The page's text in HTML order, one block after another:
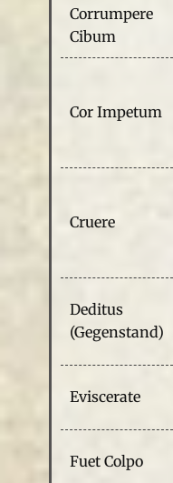
Corrumpere
Cibum
Cor Impetum
Cruere
Deditus
(Gegenstand)
Eviscerate
Fuet Colpo